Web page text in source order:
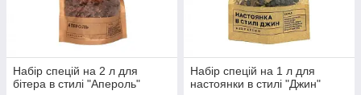
Набір спецій на 2 л для
бітера в стилі "Апероль"
Набір спецій на 1 л для
настоянки в стилі "Джин"